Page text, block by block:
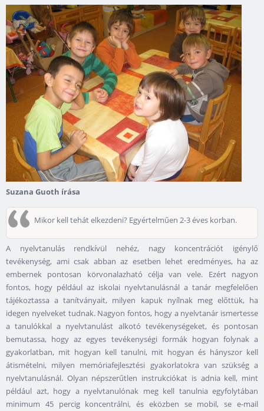
Suzana Guoth írása
Mikor kell tehát elkezdeni? Egyértelműen 2-3 éves korban.
A nyelvtanulás rendkívül nehéz, nagy koncentrációt igénylő
tevékenység, ami csak abban az esetben lehet eredményes, ha az
embernek pontosan körvonalazható célja van vele. Ezért nagyon
fontos, hogy például az iskolai nyelvtanulásnál a tanár megfelelően
tájékoztassa a tanítványait, milyen kapuk nyílnak meg előttük, ha
idegen nyelveket tudnak. Nagyon fontos, hogy a nyelvtanár ismertesse
a tanulókkal a nyelvtanulást alkotó tevékenységeket, és pontosan
bemutassa, hogy az egyes tevékenységi formák hogyan folynak a
gyakorlatban, mit hogyan kell tanulni, mit hogyan és hányszor kell
átismételni, milyen memóriafejlesztési gyakorlatokra van szükség a
nyelvtanulásnál. Olyan népszerűtlen instrukciókat is adnia kell, mint
például azt, hogy a nyelvtanulónak meg kell tanulnia egyfolytában
minimum 45 percig koncentrálni, és eközben se mobil, se e-mail